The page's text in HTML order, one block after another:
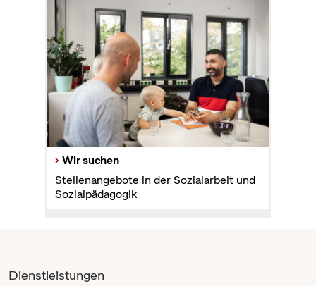
Wir suchen
Stellenangebote in der Sozialarbeit und
Sozialpädagogik
Dienstleistungen